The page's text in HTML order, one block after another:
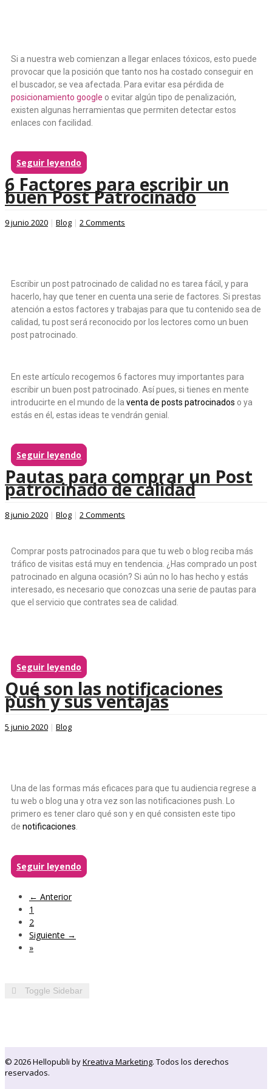
Si a nuestra web comienzan a llegar enlaces tóxicos, esto puede
provocar que la posición que tanto nos ha costado conseguir en
el buscador, se vea afectada. Para evitar esa pérdida de
posicionamiento google o evitar algún tipo de penalización,
existen algunas herramientas que permiten detectar estos
enlaces con facilidad.
Seguir leyendo
6 Factores para escribir un
buen Post Patrocinado
9 junio 2020 | Blog | 2 Comments
Escribir un post patrocinado de calidad no es tarea fácil, y para
hacerlo, hay que tener en cuenta una serie de factores. Si prestas
atención a estos factores y trabajas para que tu contenido sea de
calidad, tu post será reconocido por los lectores como un buen
post patrocinado.
En este artículo recogemos 6 factores muy importantes para
escribir un buen post patrocinado. Así pues, si tienes en mente
introducirte en el mundo de la venta de posts patrocinados o ya
estás en él, estas ideas te vendrán genial.
Seguir leyendo
Pautas para comprar un Post
patrocinado de calidad
8 junio 2020 | Blog | 2 Comments
Comprar posts patrocinados para que tu web o blog reciba más
tráfico de visitas está muy en tendencia. ¿Has comprado un post
patrocinado en alguna ocasión? Si aún no lo has hecho y estás
interesado, es necesario que conozcas una serie de pautas para
que el servicio que contrates sea de calidad.
Seguir leyendo
Qué son las notificaciones
push y sus ventajas
5 junio 2020 | Blog
Una de las formas más eficaces para que tu audiencia regrese a
tu web o blog una y otra vez son las notificaciones push. Lo
primero es tener claro qué son y en qué consisten este tipo
de notificaciones.
Seguir leyendo
← Anterior
1
2
Siguiente →
»
Toggle Sidebar
© 2026 Hellopubli byKreativa Marketing. Todos los derechos
reservados.